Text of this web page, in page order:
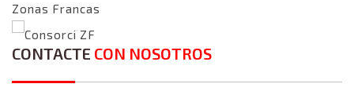
Zonas Francas
Consorci ZF
CONTACTE CON NOSOTROS